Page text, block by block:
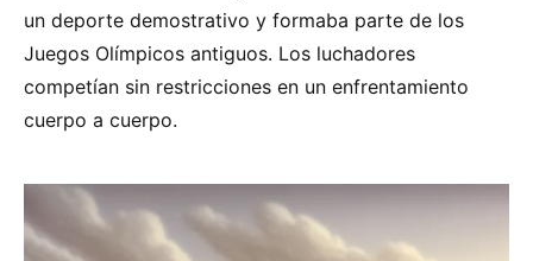
un deporte demostrativo y formaba parte de los
Juegos Olímpicos antiguos. Los luchadores
competían sin restricciones en un enfrentamiento
cuerpo a cuerpo.